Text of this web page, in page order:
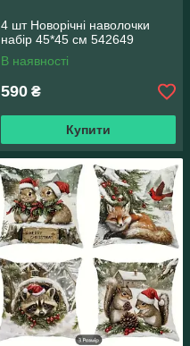
4 шт Новорічні наволочки
набір 45*45 см 542649
В наявності
590 ₴
Купити